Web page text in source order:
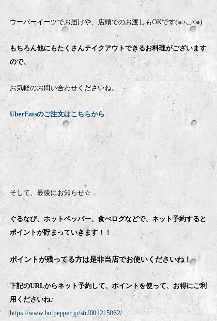
ウーバーイーツでお届けや、店頭でのお渡しもOKです(๑>◡<๑)
もちろん他にもたくさんテイクアウトできるお料理がございます
ので、
お気軽のお問い合わせくださいね。
UberEatsのご注文はこちらから
そして、最後にお知らせ☆
ぐるなび、ホットペッパー、食べログなどで、ネット予約すると
ポイントが貯まっていきます！！
ポイントが残ってる方は是非当店でお使いくださいね！
下記のURLからネット予約して、ポイントを使って、お得にご利
用くださいね♪
https://www.hotpepper.jp/strJ001215062/